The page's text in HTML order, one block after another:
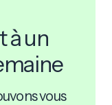
à un
vous